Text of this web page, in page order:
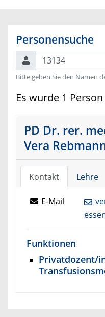
Personensuche
Suchen
Bitte geben Sie den Namen
Es wurde 1
PD Dr. rer.
Vera
Kontakt Lehre
E-Mail
Funktionen
Privatdozent/